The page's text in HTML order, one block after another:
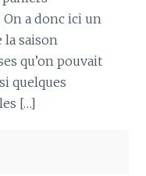
On a donc ici un
saison
qu’on pouvait
quelques
[…]